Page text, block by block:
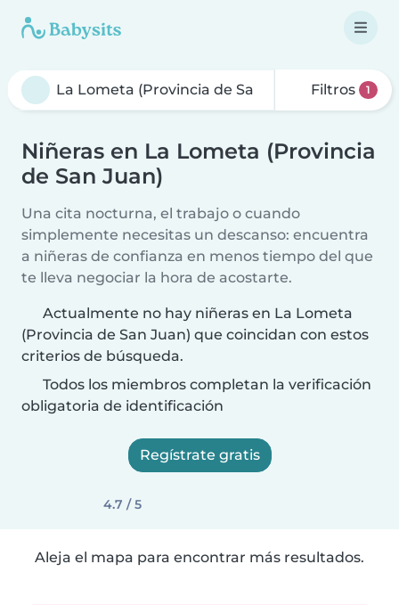
Filtros 1
Niñeras en La Lometa (Provincia
de San Juan)
Una cita nocturna, el trabajo o cuando
simplemente necesitas un descanso: encuentra
a niñeras de confianza en menos tiempo del que
te lleva negociar la hora de acostarte.
Actualmente no hay niñeras en La Lometa
(Provincia de San Juan) que coincidan con estos
criterios de búsqueda.
Todos los miembros completan la verificación
obligatoria de identificación
Regístrate gratis
4.7 / 5
Aleja el mapa para encontrar más resultados.